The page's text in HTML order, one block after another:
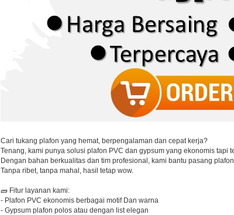
Cari tukang plafon yang hemat, berpengalaman dan cepat kerja?
Tenang, kami punya solusi plafon PVC dan gypsum yang ekonomis tapi
Dengan bahan berkualitas dan tim profesional, kami bantu pasang
Tanpa ribet, tanpa mahal, hasil tetap wow.
🧱 Fitur layanan kami:
- Plafon PVC ekonomis berbagai motif Dan warna
- Gypsum plafon polos atau dengan list elegan